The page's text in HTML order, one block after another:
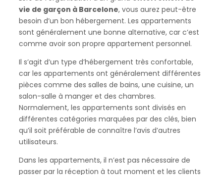
vie de garçon à Barcelone, vous aurez peut-être
besoin d’un bon hébergement. Les appartements
sont généralement une bonne alternative, car c’est
comme avoir son propre appartement personnel.
Il s’agit d’un type d’hébergement très confortable,
car les appartements ont généralement différentes
pièces comme des salles de bains, une cuisine, un
salon-salle à manger et des chambres.
Normalement, les appartements sont divisés en
différentes catégories marquées par des clés, bien
qu’il soit préférable de connaître l’avis d’autres
utilisateurs.
Dans les appartements, il n’est pas nécessaire de
passer par la réception à tout moment et les clients